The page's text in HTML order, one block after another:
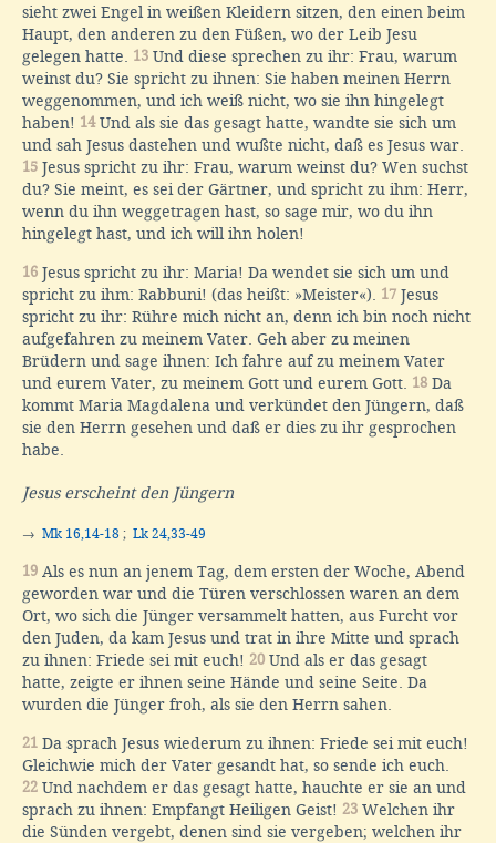
sieht zwei Engel in weißen Kleidern sitzen, den einen beim
Haupt, den anderen zu den Füßen, wo der Leib Jesu
gelegen hatte. 13 Und diese sprechen zu ihr: Frau, warum
weinst du? Sie spricht zu ihnen: Sie haben meinen Herrn
weggenommen, und ich weiß nicht, wo sie ihn hingelegt
haben! 14Und als sie das gesagt hatte, wandte sie sich um
und sah Jesus dastehen und wußte nicht, daß es Jesus war.
15 Jesus spricht zu ihr: Frau, warum weinst du? Wen suchst
du? Sie meint, es sei der Gärtner, und spricht zu ihm: Herr,
wenn du ihn weggetragen hast, so sage mir, wo du ihn
hingelegt hast, und ich will ihn holen!
16 Jesus spricht zu ihr: Maria! Da wendet sie sich um und
spricht zu ihm: Rabbuni! (das heißt: »Meister«). 17 Jesus
spricht zu ihr: Rühre mich nicht an, denn ich bin noch nicht
aufgefahren zu meinem Vater. Geh aber zu meinen
Brüdern und sage ihnen: Ich fahre auf zu meinem Vater
und eurem Vater, zu meinem Gott und eurem Gott. 18 Da
kommt Maria Magdalena und verkündet den Jüngern, daß
sie den Herrn gesehen und daß er dies zu ihr gesprochen
habe.
Jesus erscheint den Jüngern
→ Mk 16,14-18 ; Lk 24,33-49
19 Als es nun an jenem Tag, dem ersten der Woche, Abend
geworden war und die Türen verschlossen waren an dem
Ort, wo sich die Jünger versammelt hatten, aus Furcht vor
den Juden, da kam Jesus und trat in ihre Mitte und sprach
zu ihnen: Friede sei mit euch! 20 Und als er das gesagt
hatte, zeigte er ihnen seine Hände und seine Seite. Da
wurden die Jünger froh, als sie den Herrn sahen.
21 Da sprach Jesus wiederum zu ihnen: Friede sei mit euch!
Gleichwie mich der Vater gesandt hat, so sende ich euch.
22 Und nachdem er das gesagt hatte, hauchte er sie an und
sprach zu ihnen: Empfangt Heiligen Geist! 23 Welchen ihr
die Sünden vergebt, denen sind sie vergeben; welchen ihr